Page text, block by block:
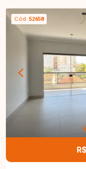
Cód. 52658